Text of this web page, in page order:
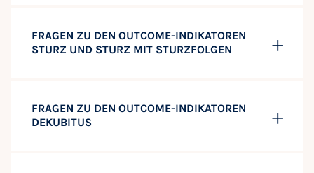
FRAGEN ZU DEN OUTCOME-INDIKATOREN
STURZ UND STURZ MIT STURZFOLGEN
FRAGEN ZU DEN OUTCOME-INDIKATOREN
DEKUBITUS